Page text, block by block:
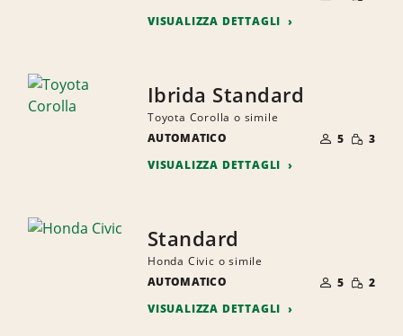
PERSONE
VISUALIZZA DETTAGLI
Ibrida Standard
Toyota Corolla o simile
AUTOMATICO
DI
PERSONE
5 RIDOTTA
3
VISUALIZZA DETTAGLI
Standard
Honda Civic o simile
AUTOMATICO
DI
PERSONE
5 RIDOTTA
2
VISUALIZZA DETTAGLI